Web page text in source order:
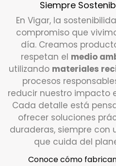
Siempre
En Vigar, la
compromiso que
día. Creamos
respetan el medio
utilizando materiales
procesos
reducir nuestro impacto
Cada detalle está
ofrecer soluciones
duraderas, siempre con
que cuida del
Conoce cómo